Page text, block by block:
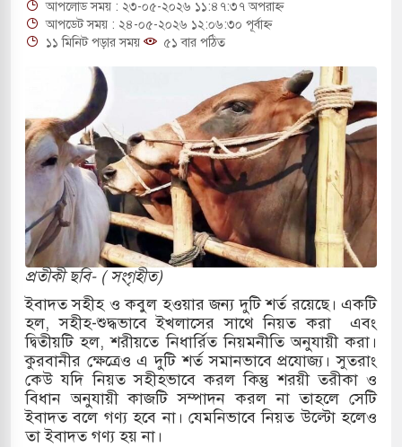
ব্ল্যাকআউটের কঠোর হুঁশিয়ারি ইরানের
নিরাপত্তা তল্লাশিতে ছাড় দেওয়া হবে না:
কোরিয়ার বন্দি ২৫ শতাংশ বেড়েছে
বা না থাকুক, ইরানে একক সামরিক পদক্ষেপের
বয়ান ও নামাজ পড়াবেন দেওবন্দের
জনপ্রিয় ভারতীয় সাংবাদিক ময়ূখ রঞ্জন
আপলোড সময় : ২৩-০৫-২০২৬ ১১:৪৭:৩৭ অপরাহ্ন
আপডেট সময় : ২৪-০৫-২০২৬ ১২:০৬:৩০ পূর্বাহ্ন
১১ মিনিট পড়ার সময়
৫১ বার পঠিত
প্রতীকী ছবি- ( সংগৃহীত)
ইবাদত সহীহ ও কবুল হওয়ার জন্য দুটি শর্ত রয়েছে। একটি
হল, সহীহ-শুদ্ধভাবে ইখলাসের সাথে নিয়ত করা এবং
দ্বিতীয়টি হল, শরীয়তে নিধার্রিত নিয়মনীতি অনুযায়ী করা।
কুরবানীর ক্ষেত্রেও এ দুটি শর্ত সমানভাবে প্রযোজ্য। সুতরাং
কেউ যদি নিয়ত সহীহভাবে করল কিন্তু শরয়ী তরীকা ও
বিধান অনুযায়ী কাজটি সম্পাদন করল না তাহলে সেটি
ইবাদত বলে গণ্য হবে না। যেমনিভাবে নিয়ত উল্টো হলেও
তা ইবাদত গণ্য হয় না।